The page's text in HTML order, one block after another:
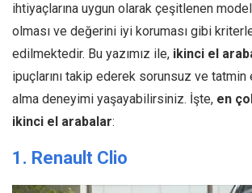
ihtiyaçlarına uygun olarak çeşitlenen
olması ve değerini iyi koruması gibi
edilmektedir. Bu yazımız ile, ikinci el
ipuçlarını takip ederek sorunsuz ve tatmin
alma deneyimi yaşayabilirsiniz. İşte, en
ikinci el arabalar:
1. Renault Clio